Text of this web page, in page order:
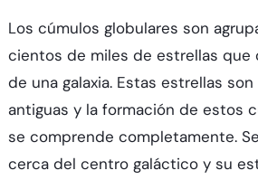
Los cúmulos globulares son
cientos de miles de estrellas que
de una galaxia. Estas estrellas
antiguas y la formación de estos
se comprende completamente.
cerca del centro galáctico y su